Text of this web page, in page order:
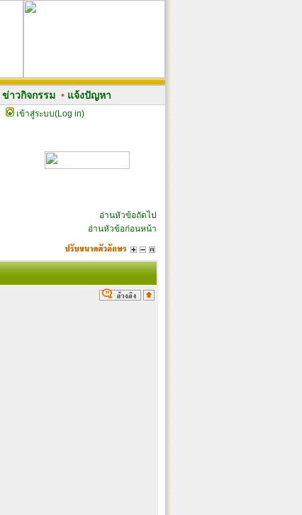
ข่าวกิจกรรม• แจ้งปัญหา
เข้าสู่ระบบ(Log in)
อ่านหัวข้อถัดไป
อ่านหัวข้อก่อนหน้า